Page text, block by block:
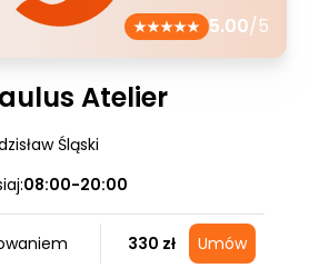
5.00/5
Atelier
Śląski
08:00-20:00
330 zł Umów